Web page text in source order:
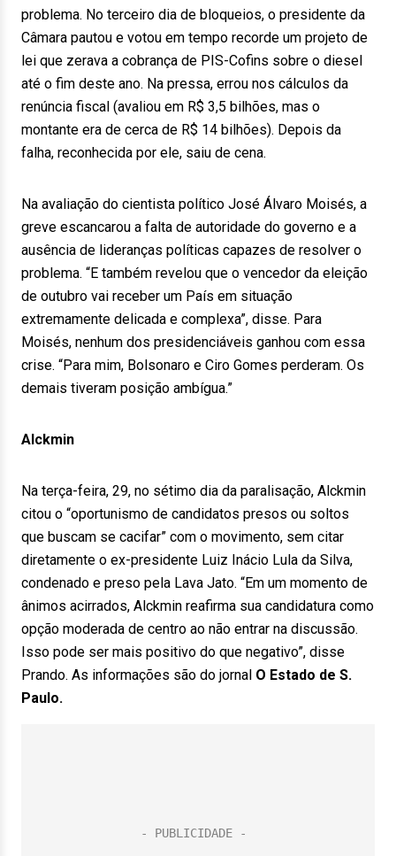
problema. No terceiro dia de bloqueios, o presidente da
Câmara pautou e votou em tempo recorde um projeto de
lei que zerava a cobrança de PIS-Cofins sobre o diesel
até o fim deste ano. Na pressa, errou nos cálculos da
renúncia fiscal (avaliou em R$ 3,5 bilhões, mas o
montante era de cerca de R$ 14 bilhões). Depois da
falha, reconhecida por ele, saiu de cena.
Na avaliação do cientista político José Álvaro Moisés, a
greve escancarou a falta de autoridade do governo e a
ausência de lideranças políticas capazes de resolver o
problema. “E também revelou que o vencedor da eleição
de outubro vai receber um País em situação
extremamente delicada e complexa”, disse. Para
Moisés, nenhum dos presidenciáveis ganhou com essa
crise. “Para mim, Bolsonaro e Ciro Gomes perderam. Os
demais tiveram posição ambígua.”
Alckmin
Na terça-feira, 29, no sétimo dia da paralisação, Alckmin
citou o “oportunismo de candidatos presos ou soltos
que buscam se cacifar” com o movimento, sem citar
diretamente o ex-presidente Luiz Inácio Lula da Silva,
condenado e preso pela Lava Jato. “Em um momento de
ânimos acirrados, Alckmin reafirma sua candidatura como
opção moderada de centro ao não entrar na discussão.
Isso pode ser mais positivo do que negativo”, disse
Prando. As informações são do jornal O Estado de S.
Paulo.